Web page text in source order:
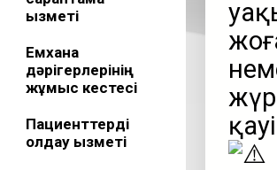
қызметі
Емхана
дәрігерлерінің
жұмыс кестесі
Пациенттерді
қолдау қызметі